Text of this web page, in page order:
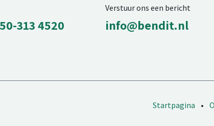
313 4520
Verstuur ons een bericht
info@bendit.nl
Startpagina •